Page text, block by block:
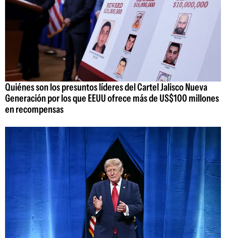
Quiénes son los presuntos líderes del Cartel Jalisco Nueva
Generación por los que EEUU ofrece más de US$100 millones
en recompensas